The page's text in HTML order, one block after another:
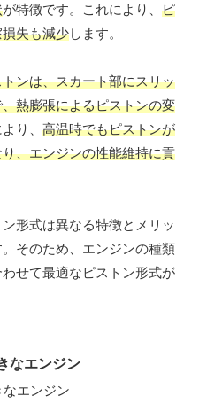
が特徴です。これにより、 ピ
失も減少します。
ンは、スカート部にスリッ
熱膨張によるピストンの変
り、 高温時でもピストンが
、エンジンの性能維持に貢
形式は異なる特徴とメリッ
そのため、エンジンの種類
せて最適なピストン形式が
なエンジン